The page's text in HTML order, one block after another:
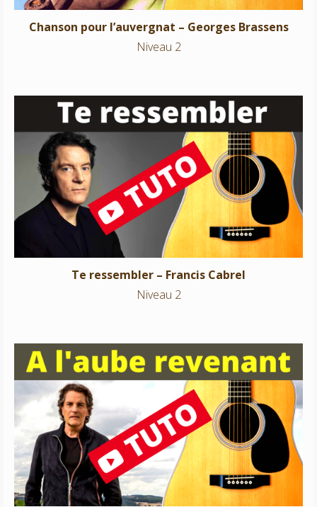
Chanson pour l’auvergnat – Georges Brassens
Niveau 2
Te ressembler – Francis Cabrel
Niveau 2
Te ressembler – Francis Cabrel
Niveau 2
A l’aube revenant – Francis Cabrel
Niveau 2